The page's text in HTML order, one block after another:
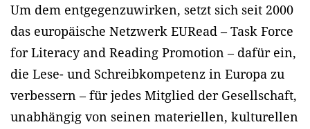
Um dem entgegenzuwirken, setzt sich seit 2000
das europäische Netzwerk EURead – Task Force
for Literacy and Reading Promotion – dafür ein,
die Lese- und Schreibkompetenz in Europa zu
verbessern – für jedes Mitglied der Gesellschaft,
unabhängig von seinen materiellen, kulturellen